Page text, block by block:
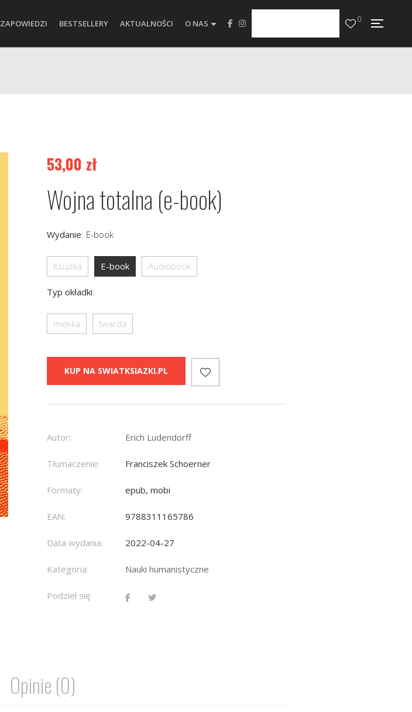
ZAPOWIEDZI BESTSELLERY AKTUALNOŚCI O NAS 0
53,00 zł
Wojna totalna (e-book)
Wydanie: E-book
Książka E-book Audiobook
Typ okładki:
miękka twarda
KUP NA SWIATKSIAZKI.PL
Autor: Erich Ludendorff
Tłumaczenie: Franciszek Schoerner
Formaty: epub, mobi
EAN: 9788311165786
Data wydania: 2022-04-27
Kategoria: Nauki humanistyczne
Podziel się
Opinie (0)